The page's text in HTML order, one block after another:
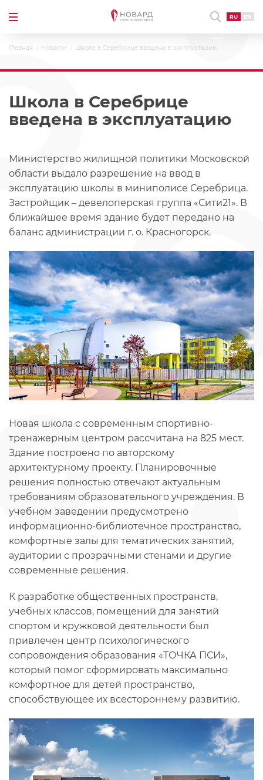
RU EN
Главная Новости Школа в Серебрице введена в эксплуатацию
Школа в Серебрице
введена в эксплуатацию
Министерство жилищной политики Московской
области выдало разрешение на ввод в
эксплуатацию школы в миниполисе Серебрица.
Застройщик – девелоперская группа «Сити21». В
ближайшее время здание будет передано на
баланс администрации г. о. Красногорск.
Новая школа с современным спортивно-
тренажерным центром рассчитана на 825 мест.
Здание построено по авторскому
архитектурному проекту. Планировочные
решения полностью отвечают актуальным
требованиям образовательного учреждения. В
учебном заведении предусмотрено
информационно-библиотечное пространство,
комфортные залы для тематических занятий,
аудитории с прозрачными стенами и другие
современные решения.
К разработке общественных пространств,
учебных классов, помещений для занятий
спортом и кружковой деятельности был
привлечен центр психологического
сопровождения образования «ТОЧКА ПСИ»,
который помог сформировать максимально
комфортное для детей пространство,
способствующее их всестороннему развитию.